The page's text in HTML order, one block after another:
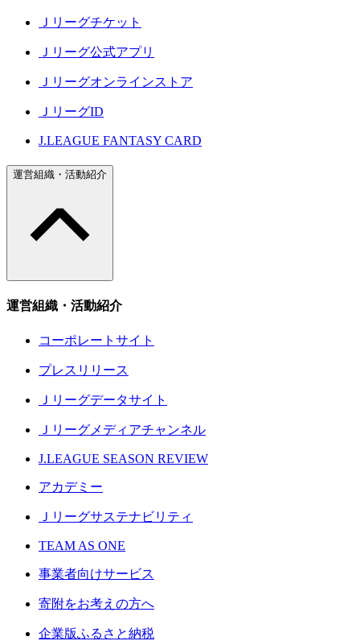
Ｊリーグチケット
Ｊリーグ公式アプリ
Ｊリーグオンラインストア
ＪリーグID
J.LEAGUE FANTASY CARD
運営組織・活動紹介
運営組織・活動紹介
コーポレートサイト
プレスリリース
Ｊリーグデータサイト
Ｊリーグメディアチャンネル
J.LEAGUE SEASON REVIEW
アカデミー
Ｊリーグサステナビリティ
TEAM AS ONE
事業者向けサービス
寄附をお考えの方へ
企業版ふるさと納税